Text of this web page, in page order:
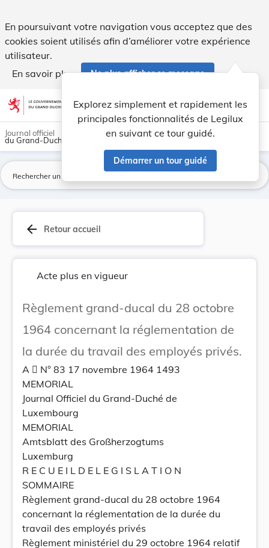
En poursuivant votre navigation vous acceptez que des
cookies soient utilisés afin d’améliorer votre expérience
utilisateur.
En savoir plus
Ne plus afficher ce message
Aller au contenu account_circle help Aide
Explorez simplement et rapidement les
principales fonctionnalités de Legilux
en suivant ce tour guidé.
Démarrer un tour guidé
light_mode dark_mode
Journal officiel
du Grand-Duché de Luxembourg
arrow_back Retour accueil
Acte plus en vigueur
Règlement grand-ducal du 28 octobre
1964 concernant la réglementation de
la durée du travail des employés privés.
A  N° 83 17 novembre 1964 1493
MEMORIAL
Journal Officiel du Grand-Duché de
Luxembourg
MEMORIAL
Amtsblatt des Großherzogtums
Luxemburg
R E C U E I L D E L E G I S L A T I O N
SOMMAIRE
Règlement grand-ducal du 28 octobre 1964
concernant la réglementation de la durée du
travail des employés privés
Règlement ministériel du 29 octobre 1964 relatif